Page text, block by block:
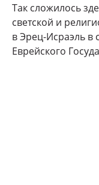
Так сложилось
светской и
в Эрец-Исраэль в
Еврейского